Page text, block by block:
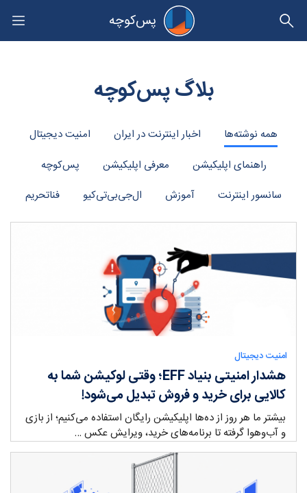
پس‌کوچه
حریم خصوصی
بلاگ پس‌کوچه
همه نوشته‌ها اخبار اینترنت در ایران
امنیت دیجیتال
راهنمای اپلیکیشن
معرفی اپلیکیشن
پس‌کوچه
سانسور اینترنت
آموزش ال‌جی‌بی‌تی‌کیو‌ فناتحریم
امنیت دیجیتال
هشدار امنیتی بنیاد EFF؛ وقتی لوکیشن شما به
کالایی برای خرید و فروش تبدیل می‌شود!
بیشتر ما هر روز از ده‌ها اپلیکیشن رایگان استفاده می‌کنیم؛ از بازی
و آب‌وهوا گرفته تا برنامه‌های خرید، ویرایش عکس …